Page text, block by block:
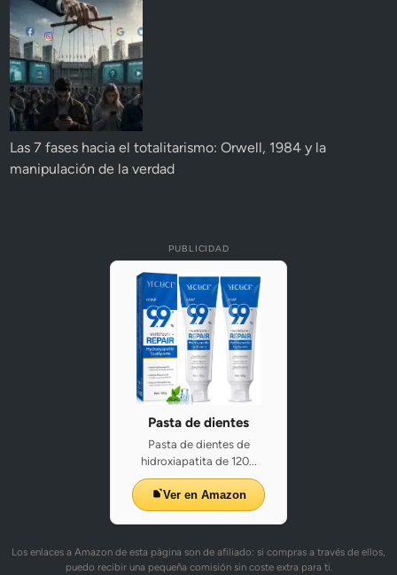
Las 7 fases hacia el totalitarismo: Orwell, 1984 y la
manipulación de la verdad
PUBLICIDAD
Pasta de dientes
Pasta de dientes de
hidroxiapatita de 120...
Ver en Amazon
Los enlaces a Amazon de esta página son de afiliado: si compras a través de ellos,
puedo recibir una pequeña comisión sin coste extra para ti.